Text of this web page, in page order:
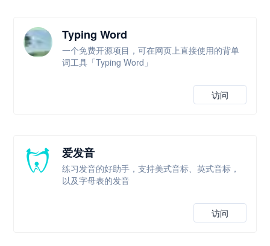
Typing Word
一个免费开源项目，可在网页上直接使用的背单
词工具「Typing Word」
访问
爱发音
练习发音的好助手，支持美式音标、英式音标，
以及字母表的发音
访问